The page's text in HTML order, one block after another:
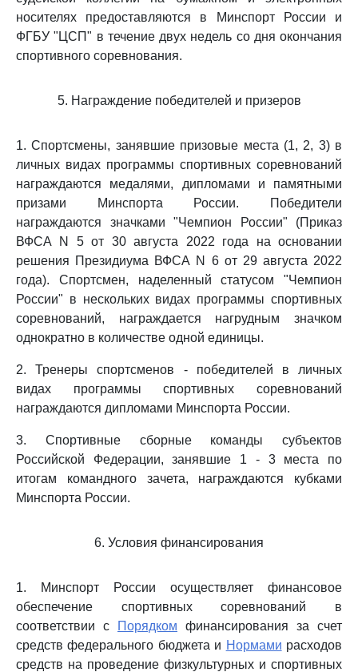
носителях предоставляются в Минспорт России и
ФГБУ "ЦСП" в течение двух недель со дня окончания
спортивного соревнования.
5. Награждение победителей и призеров
1. Спортсмены, занявшие призовые места (1, 2, 3) в
личных видах программы спортивных соревнований
награждаются медалями, дипломами и памятными
призами Минспорта России. Победители
награждаются значками "Чемпион России" (Приказ
ВФСА N 5 от 30 августа 2022 года на основании
решения Президиума ВФСА N 6 от 29 августа 2022
года). Спортсмен, наделенный статусом "Чемпион
России" в нескольких видах программы спортивных
соревнований, награждается нагрудным значком
однократно в количестве одной единицы.
2. Тренеры спортсменов - победителей в личных
видах программы спортивных соревнований
награждаются дипломами Минспорта России.
3. Спортивные сборные команды субъектов
Российской Федерации, занявшие 1 - 3 места по
итогам командного зачета, награждаются кубками
Минспорта России.
6. Условия финансирования
1. Минспорт России осуществляет финансовое
обеспечение спортивных соревнований в
соответствии с
Порядком финансирования за счет
средств федерального бюджета и Нормами расходов
средств на проведение физкультурных и спортивных